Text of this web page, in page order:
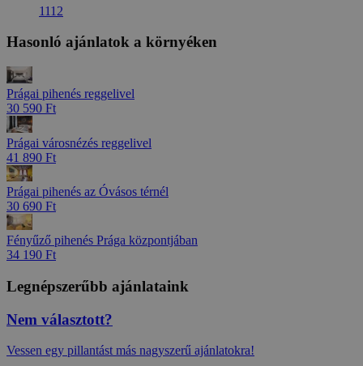
1112
Hasonló ajánlatok a környéken
Prágai pihenés reggelivel
30 590 Ft
Prágai városnézés reggelivel
41 890 Ft
Prágai pihenés az Óvásos térnél
30 690 Ft
Fényűző pihenés Prága központjában
34 190 Ft
Legnépszerűbb ajánlataink
Nem választott?
Vessen egy pillantást más nagyszerű ajánlatokra!